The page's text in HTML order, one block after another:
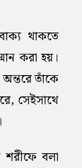
থাকতে
করা হয়।
তাঁকে
সেইসাথে
শরীফে বলা